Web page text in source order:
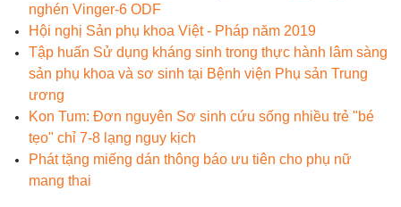
nghén Vinger-6 ODF
Hội nghị Sản phụ khoa Việt - Pháp năm 2019
Tập huấn Sử dụng kháng sinh trong thực hành lâm sàng
sản phụ khoa và sơ sinh tại Bệnh viện Phụ sản Trung
ương
Kon Tum: Đơn nguyên Sơ sinh cứu sống nhiều trẻ "bé
tẹo" chỉ 7-8 lạng nguy kịch
Phát tặng miếng dán thông báo ưu tiên cho phụ nữ
mang thai